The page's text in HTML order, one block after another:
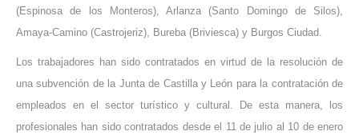
(Espinosa de los Monteros), Arlanza (Santo Domingo de Silos),
Amaya-Camino (Castrojeriz), Bureba (Briviesca) y Burgos Ciudad.
Los trabajadores han sido contratados en virtud de la resolución de
una subvención de la Junta de Castilla y León para la contratación de
empleados en el sector turístico y cultural. De esta manera, los
profesionales han sido contratados desde el 11 de julio al 10 de enero